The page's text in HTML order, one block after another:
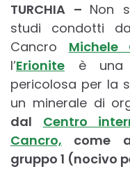
TURCHIA – Non
studi condotti
Cancro Michele
l’Erionite è una
pericolosa per la
un minerale di
dal Centro
Cancro, come
gruppo 1 (nocivo